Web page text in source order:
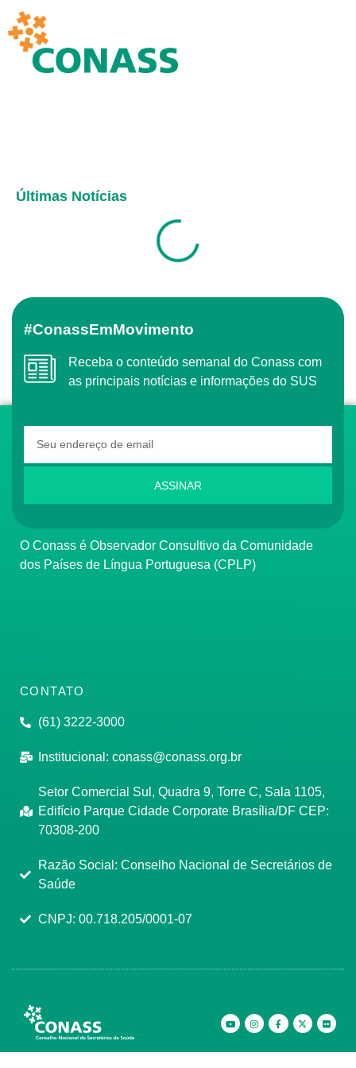
Últimas Notícias
#ConassEmMovimento
Receba o conteúdo semanal do Conass com
as principais notícias e informações do SUS
ASSINAR
O Conass é Observador Consultivo da Comunidade
dos Países de Língua Portuguesa (CPLP)
CONTATO
(61) 3222-3000
Institucional: conass@conass.org.br
Setor Comercial Sul, Quadra 9, Torre C, Sala 1105,
Edifício Parque Cidade Corporate Brasília/DF CEP:
70308-200
Razão Social: Conselho Nacional de Secretários de
Saúde
CNPJ: 00.718.205/0001-07